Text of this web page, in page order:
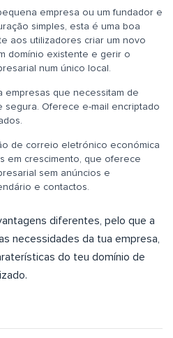
empresa ou um fundador e
simples, esta é uma boa
aos utilizadores criar um novo
domínio existente e gerir o
num único local.
empresas que necessitam de
segura. Oferece e-mail encriptado
de correio eletrónico económica
em crescimento, que oferece
sem anúncios e
e contactos.
diferentes, pelo que a
necessidades da tua empresa,
do teu domínio de